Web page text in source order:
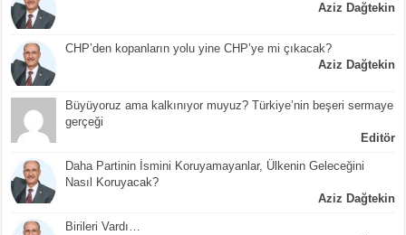
Aziz Dağtekin
CHP’den kopanların yolu yine CHP’ye mi çıkacak?
Aziz Dağtekin
Büyüyoruz ama kalkınıyor muyuz? Türkiye’nin beşeri sermaye
gerçeği
Editör
Daha Partinin İsmini Koruyamayanlar, Ülkenin Geleceğini
Nasıl Koruyacak?
Aziz Dağtekin
Birileri Vardı…